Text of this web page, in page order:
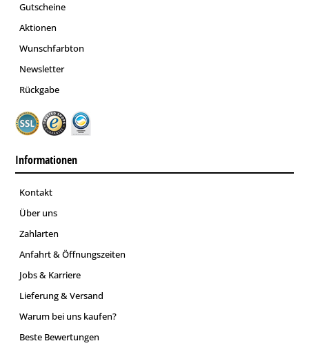
Gutscheine
Aktionen
Wunschfarbton
Newsletter
Rückgabe
Informationen
Kontakt
Über uns
Zahlarten
Anfahrt & Öffnungszeiten
Jobs & Karriere
Lieferung & Versand
Warum bei uns kaufen?
Beste Bewertungen